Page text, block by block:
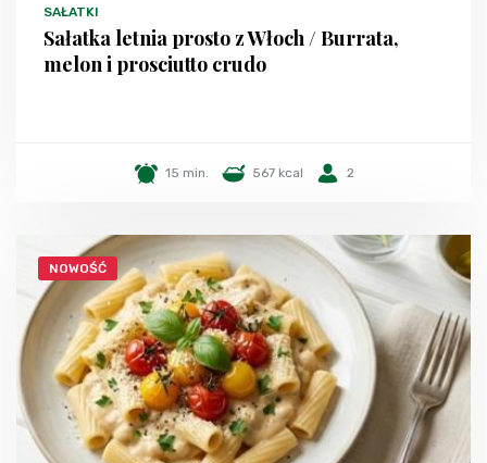
SAŁATKI
Sałatka letnia prosto z Włoch / Burrata,
melon i prosciutto crudo
15 min. 567 kcal 2
NOWOŚĆ